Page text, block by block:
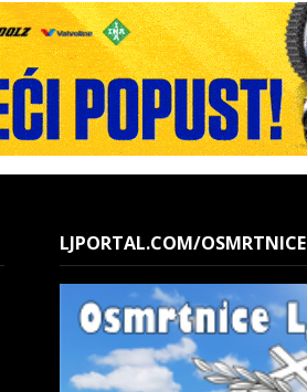
LJPORTAL.COM/OSMRTNICE